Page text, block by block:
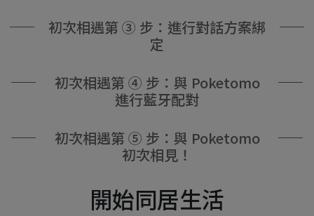
初次相遇第 ③ 步：進行對話方案綁
定
初次相遇第 ④ 步：與 Poketomo
進行藍牙配對
初次相遇第 ⑤ 步：與 Poketomo
初次相見！
開始同居生活